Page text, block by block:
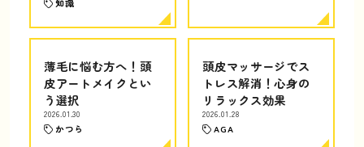
知識
薄毛に悩む方へ！頭
皮アートメイクとい
う選択
2026.01.30
かつら
頭皮マッサージでス
トレス解消！心身の
リラックス効果
2026.01.28
AGA